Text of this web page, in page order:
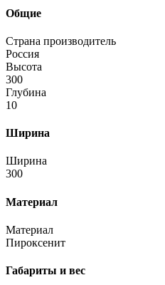
Общие
Страна производитель
Россия
Высота
300
Глубина
10
Ширина
Ширина
300
Материал
Материал
Пироксенит
Габариты и вес